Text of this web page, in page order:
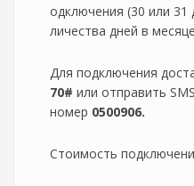
одключения (30 или 31
личества дней в
Для подключения
70# или отправить
номер 0500906.
Стоимость